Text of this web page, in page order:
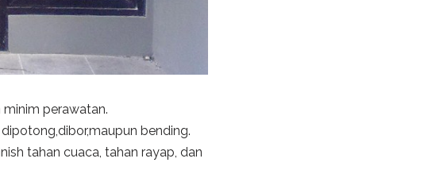
minim perawatan.
bending.
tahan cuaca, tahan rayap, dan